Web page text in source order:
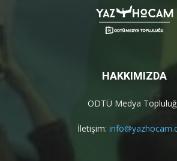
HAKKIMIZDA
ODTÜ Medya
İletişim: